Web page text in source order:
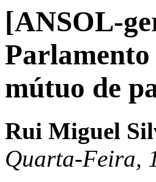
[ANSOL-
mútuo de
Rui Miguel
Quarta-Feira,